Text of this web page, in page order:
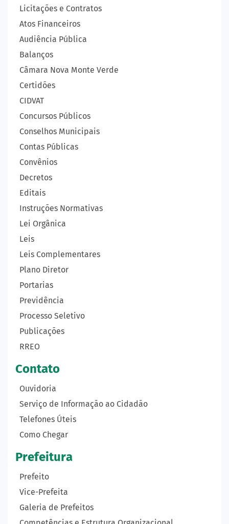
Licitações e Contratos
Atos Financeiros
Audiência Pública
Balanços
Câmara Nova Monte Verde
Certidões
CIDVAT
Concursos Públicos
Conselhos Municipais
Contas Públicas
Convênios
Decretos
Editais
Instruções Normativas
Lei Orgânica
Leis
Leis Complementares
Plano Diretor
Portarias
Previdência
Processo Seletivo
Publicações
RREO
Contato
Ouvidoria
Serviço de Informação ao Cidadão
Telefones Úteis
Como Chegar
Prefeitura
Prefeito
Vice-Prefeita
Galeria de Prefeitos